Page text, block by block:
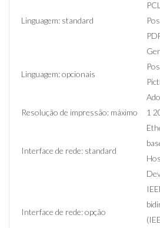
Linguagem: standard
Linguagem: opcionais
Resolução de impressão: máximo
1
Interface de rede: standard
Interface de rede: opção